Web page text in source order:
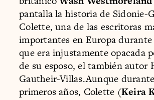
pantalla la historia de Sidonie-
Colette, una de las escritoras
importantes en Europa durante
que era injustamente opacada
de su esposo, el también autor
Gautheir-Villas.Aunque
primeros años, Colette (Keira